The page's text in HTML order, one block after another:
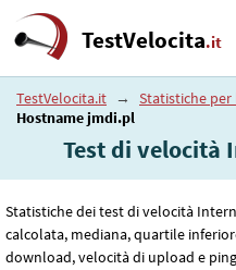
TestVelocita.it
TestVelocita.it → Statistiche
Hostname jmdi.pl
Test di velocità
Statistiche dei test di velocità
calcolata, mediana, quartile
download, velocità di upload e